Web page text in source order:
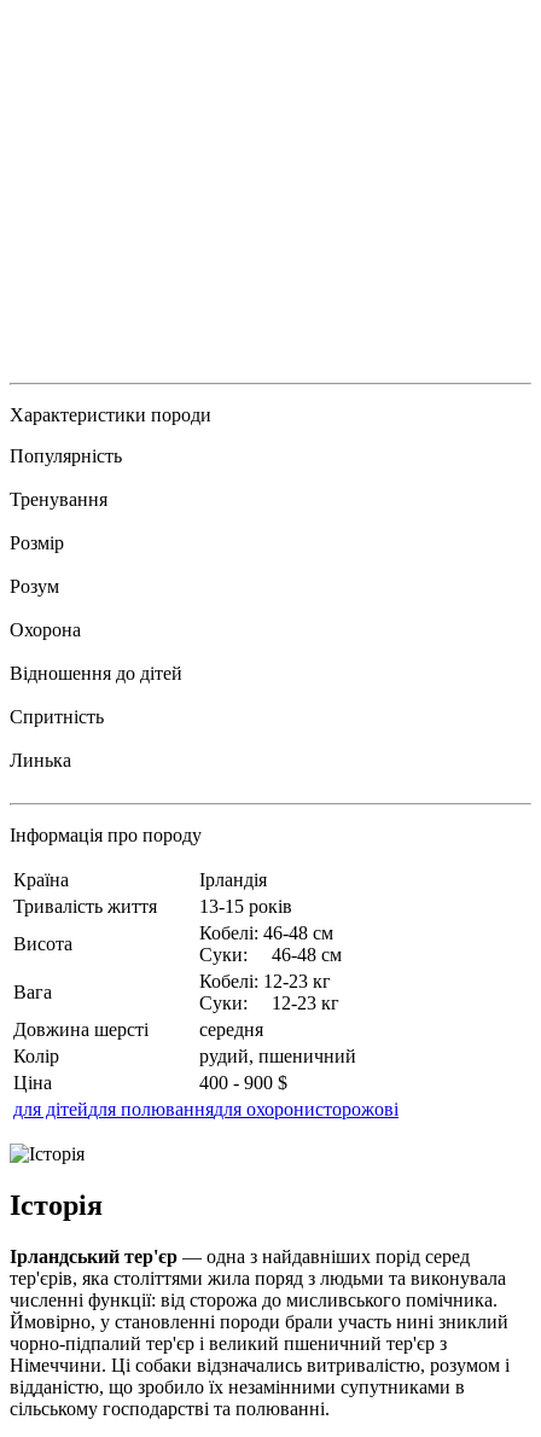
Характеристики породи
Популярність
Тренування
Розмір
Розум
Охорона
Відношення до дітей
Спритність
Линька
Інформація про породу
Країна
Ірландія
Тривалість життя
13-15 років
Висота
Кобелі: 46-48 см
Суки: 46-48 см
Вага
Кобелі: 12-23 кг
Суки: 12-23 кг
Довжина шерсті
середня
Колір
рудий, пшеничний
Ціна
400 - 900 $
для дітейдля полюваннядля охоронисторожові
Історія
Ірландський тер'єр — одна з найдавніших порід серед
тер'єрів, яка століттями жила поряд з людьми та виконувала
численні функції: від сторожа до мисливського помічника.
Ймовірно, у становленні породи брали участь нині зниклий
чорно-підпалий тер'єр і великий пшеничний тер'єр з
Німеччини. Ці собаки відзначались витривалістю, розумом і
відданістю, що зробило їх незамінними супутниками в
сільському господарстві та полюванні.